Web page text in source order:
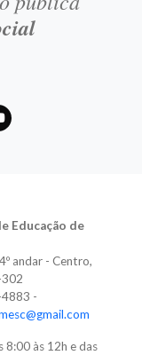
Educação de
andar - Centro,
-
8:00 às 12h e das